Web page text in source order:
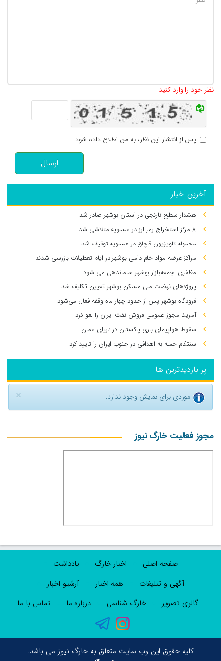
نظر خود را وارد کنید
پس از انتشار این نظر، به من اطلاع داده شود.
ارسال
آخرین اخبار
هشدار سطح نارنجی در استان بوشهر صادر شد
۸ مرکز استخراج رمز ارز در عسلویه متلاشی شد
محموله تلویزیون قاچاق در عسلویه توقیف شد
مراکز عرضه مواد خام دامی بوشهر در ایام تعطیلات بازرسی شدند
مظفری: جمعه‌بازار بوشهر ساماندهی می‌ شود
پروژه‌های نهضت ملی مسکن بوشهر تعیین تکلیف شد
فرودگاه بوشهر پس از حدود چهار ماه وقفه فعال می‌شود
آمریکا مجوز عمومی فروش نفت ایران را لغو کرد
سقوط هواپیمای باری پاکستان در دریای عمان
سنتکام حمله به اهدافی در جنوب ایران را تایید کرد
پر بازدیدترین ها
× موردی برای نمایش وجود ندارد.
مجوز فعالیت خارگ نیوز
صفحه اصلی اخبار خارگ
یادداشت
آگهی و تبلیغات
همه اخبار
آرشیو اخبار
گالری تصویر
خارگ شناسی درباره ما تماس با ما
کلیه حقوق این وب سایت متعلق به خارگ نیوز می باشد.